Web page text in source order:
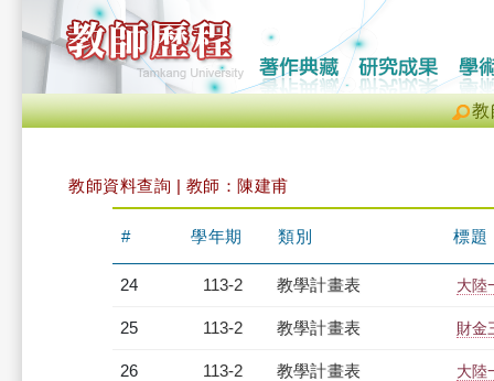
教
教師資料查詢 | 教師：陳建甫
# 學年期 類別 標題
24 113-2 教學計畫表 大陸
25 113-2 教學計畫表 財金
26 113-2 教學計畫表 大陸